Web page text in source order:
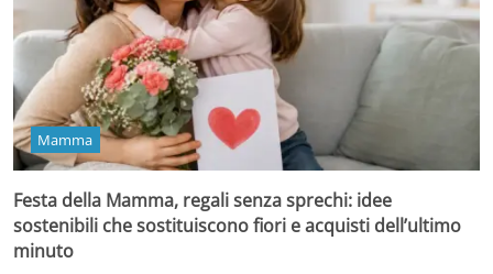
Mamma
Festa della Mamma, regali senza sprechi: idee
sostenibili che sostituiscono fiori e acquisti dell’ultimo
minuto